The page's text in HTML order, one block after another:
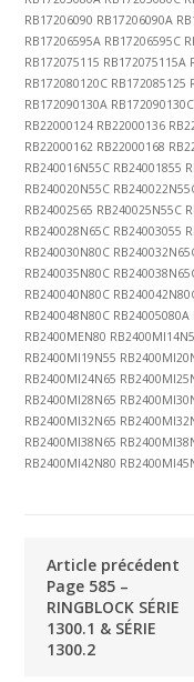
RB17206090 RB17206090A
RB17206595A RB17206595C
RB172075115 RB172075115A
RB172080120C RB172085125
RB172090130A
RB22000124 RB22000136
RB22000162 RB22000168
RB240016N55C RB24001855
RB240020N55C
RB24002565 RB240025N55C
RB240028N65C RB24003055
RB240030N80C
RB240035N80C
RB240040N80C
RB240048N80C
RB2400MEN80
RB2400MI19N55
RB2400MI24N65
RB2400MI28N65
RB2400MI32N65
RB2400MI38N65
RB2400MI42N80
Article précédent
Page 585 –
RINGBLOCK SÉRIE
1300.1 & SÉRIE
1300.2